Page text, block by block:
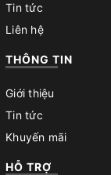
Tin tức
Liên hệ
THÔNG TIN
Giới thiệu
Tin tức
Khuyến mãi
HỖ TRỢ